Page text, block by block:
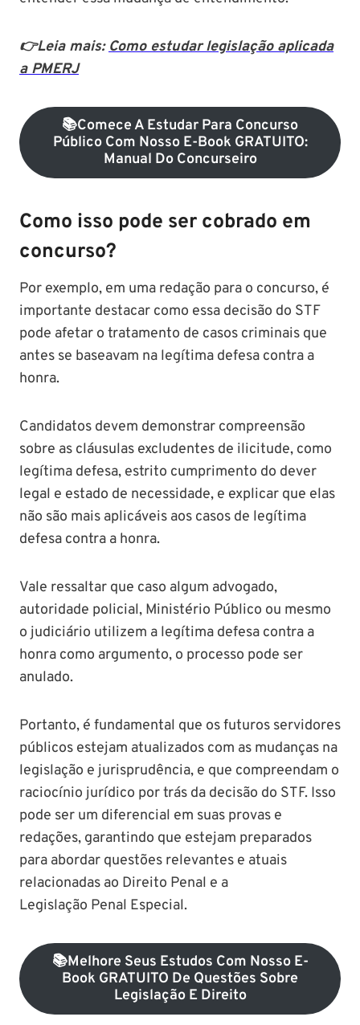
👉Leia mais:Como estudar legislação aplicada
a PMERJ
📚Comece A Estudar Para Concurso
Público Com Nosso E-Book GRATUITO:
Manual Do Concurseiro
Como isso pode ser cobrado em
concurso?
Por exemplo, em uma redação para o concurso, é
importante destacar como essa decisão do STF
pode afetar o tratamento de casos criminais que
antes se baseavam na legítima defesa contra a
honra.
Candidatos devem demonstrar compreensão
sobre as cláusulas excludentes de ilicitude, como
legítima defesa, estrito cumprimento do dever
legal e estado de necessidade, e explicar que elas
não são mais aplicáveis aos casos de legítima
defesa contra a honra.
Vale ressaltar que caso algum advogado,
autoridade policial, Ministério Público ou mesmo
o judiciário utilizem a legítima defesa contra a
honra como argumento, o processo pode ser
anulado.
Portanto, é fundamental que os futuros servidores
públicos estejam atualizados com as mudanças na
legislação e jurisprudência, e que compreendam o
raciocínio jurídico por trás da decisão do STF. Isso
pode ser um diferencial em suas provas e
redações, garantindo que estejam preparados
para abordar questões relevantes e atuais
relacionadas ao Direito Penal e a
Legislação Penal Especial.
📚Melhore Seus Estudos Com Nosso E-
Book GRATUITO De Questões Sobre
Legislação E Direito